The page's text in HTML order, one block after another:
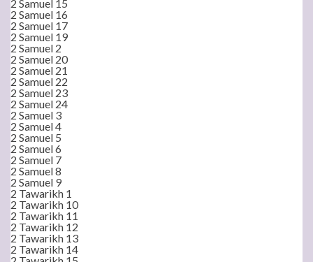
2 Samuel 15
2 Samuel 16
2 Samuel 17
2 Samuel 19
2 Samuel 2
2 Samuel 20
2 Samuel 21
2 Samuel 22
2 Samuel 23
2 Samuel 24
2 Samuel 3
2 Samuel 4
2 Samuel 5
2 Samuel 6
2 Samuel 7
2 Samuel 8
2 Samuel 9
2 Tawarikh 1
2 Tawarikh 10
2 Tawarikh 11
2 Tawarikh 12
2 Tawarikh 13
2 Tawarikh 14